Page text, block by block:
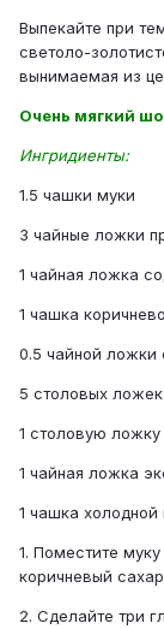
Выпекайте при
светоло-
вынимаемая из
Очень мягкий
Ингридиенты:
1.5 чашки муки
3 чайные ложки
1 чайная ложка
1 чашка
0.5 чайной ложки
5 столовых
1 столовую
1 чайная ложка
1 чашка холодной
1. Поместите
коричневый
2. Сделайте три